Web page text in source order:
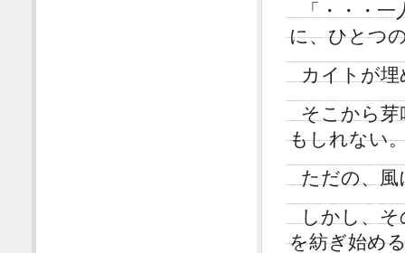
「・・・
に、ひとつ
カイトが
そこから
もしれない
ただの、
しかし、
を紡ぎ始め